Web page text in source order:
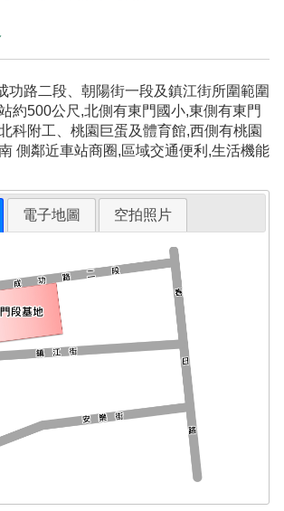
功路二段、朝陽街一段及鎮江街所圍範圍
約500公尺,北側有東門國小,東側有東門
科附工、桃園巨蛋及體育館,西側有桃園
側鄰近車站商圈,區域交通便利,生活機能
電子地圖 空拍照片